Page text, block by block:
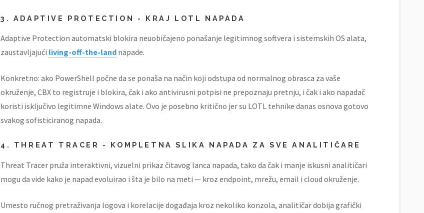
3. ADAPTIVE PROTECTION - KRAJ LOTL NAPADA
Adaptive Protection automatski blokira neuobičajeno ponašanje legitimnog softvera i sistemskih OS alata,
zaustavljajući living-off-the-land napade.
Konkretno: ako PowerShell počne da se ponaša na način koji odstupa od normalnog obrasca za vaše
okruženje, CBX to registruje i blokira, čak i ako antivirusni potpisi ne prepoznaju pretnju, i čak i ako napadač
koristi isključivo legitimne Windows alate. Ovo je posebno kritično jer su LOTL tehnike danas osnova gotovo
svakog sofisticiranog napada.
4. THREAT TRACER - KOMPLETNA SLIKA NAPADA ZA SVE ANALITIČARE
Threat Tracer pruža interaktivni, vizuelni prikaz čitavog lanca napada, tako da čak i manje iskusni analitičari
mogu da vide kako je napad evoluirao i šta je bilo na meti — kroz endpoint, mrežu, email i cloud okruženje.
Umesto ručnog pretraživanja logova i korelacije događaja kroz nekoliko konzola, analitičar dobija grafički